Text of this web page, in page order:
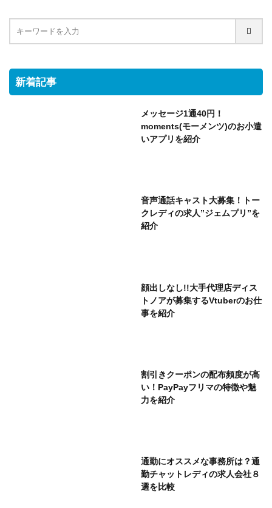
新着記事
メッセージ1通40円！
moments(モーメンツ)のお小遣
いアプリを紹介
音声通話キャスト大募集！トー
クレディの求人”ジェムプリ”を
紹介
顔出しなし!!大手代理店ディス
トノアが募集するVtuberのお仕
事を紹介
割引きクーポンの配布頻度が高
い！PayPayフリマの特徴や魅
力を紹介
通勤にオススメな事務所は？通
勤チャットレディの求人会社８
選を比較